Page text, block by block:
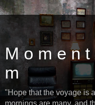
M o m e n
m
"Hope that the voyage is
mornings are many, and